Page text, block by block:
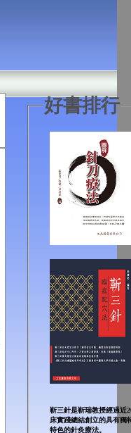
好書排行
靳三針是靳瑞教授經過近
床實踐總結創立的具有獨
特色的針灸療法。